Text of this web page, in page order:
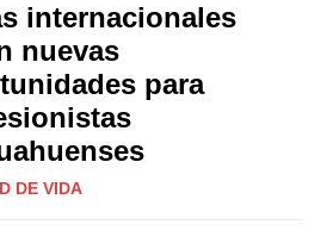
internacionales
nuevas
para
DE VIDA